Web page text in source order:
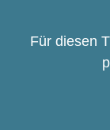
Für diesen